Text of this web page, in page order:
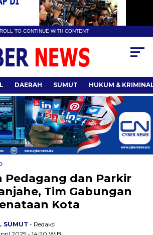
TO CONTINUE WITH CONTENT
DAERAH SUMUT HUKUM &
Pedagang dan Parkir
Tim Gabungan
Kota
SUMUT - Redaksi